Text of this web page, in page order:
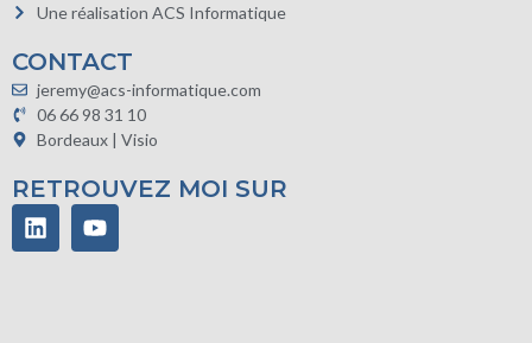
Une réalisation ACS Informatique
CONTACT
jeremy@acs-informatique.com
06 66 98 31 10
Bordeaux | Visio
RETROUVEZ MOI SUR